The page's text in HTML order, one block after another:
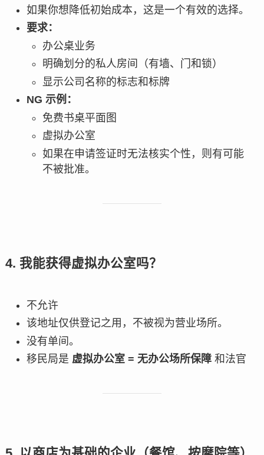
如果你想降低初始成本，这是一个有效的选择。
要求：
办公桌业务
明确划分的私人房间（有墙、门和锁）
显示公司名称的标志和标牌
NG 示例：
免费书桌平面图
虚拟办公室
如果在申请签证时无法核实个性，则有可能
不被批准。
4. 我能获得虚拟办公室吗？
不允许
该地址仅供登记之用，不被视为营业场所。
没有单间。
移民局是 虚拟办公室 = 无办公场所保障和法官